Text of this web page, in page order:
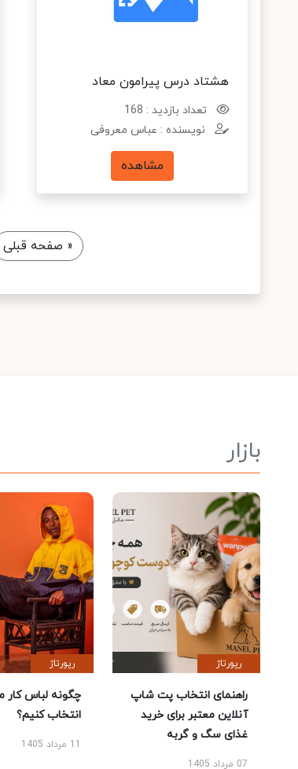
هشتاد درس پیرامون معاد
تعداد بازدید : 168
نویسنده : عباس معروفی
مشاهده
« صفحه قبلی
بازار
رپورتاژ
راهنمای انتخاب پت شاپ
آنلاین معتبر برای خرید
غذای سگ و گربه
07 مرداد 1405
رپورتاژ
چگونه لباس کار
انتخاب کنیم؟
11 مرداد 1405